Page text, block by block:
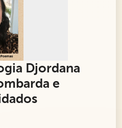
Djordana
e